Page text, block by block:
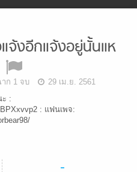
จ้งอีกแจ้งอยู่นั้นแห
าก 1 จบ
29 เม.ย. 2561
ะ :
: แฟนเพจ:
-